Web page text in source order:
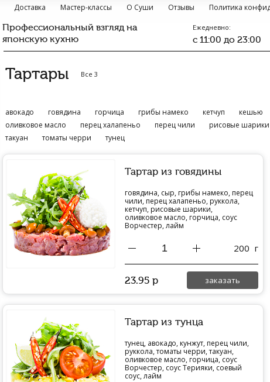
Доставка Мастер-классы О Суши Отзывы Политика
Профессиональный взгляд на
японскую кухню
Ежедневно:
c 11:00 до 23:00
Тартары Все 3
авокадо говядина горчица грибы намеко кетчуп кешью
оливковое масло
перец халапеньо перец чили рисовые шарики
такуан
томаты черри тунец
Тартар из говядины
говядина, сыр, грибы намеко, перец
чили, перец халапеньо, руккола,
кетчуп, рисовые шарики,
оливковое масло, горчица, соус
Ворчестер, лайм
200 г
23.95 р заказать
Тартар из тунца
тунец, авокадо, кунжут, перец чили,
руккола, томаты черри, такуан,
оливковое масло, горчица, соус
Ворчестер, соус Терияки, соевый
соус, лайм